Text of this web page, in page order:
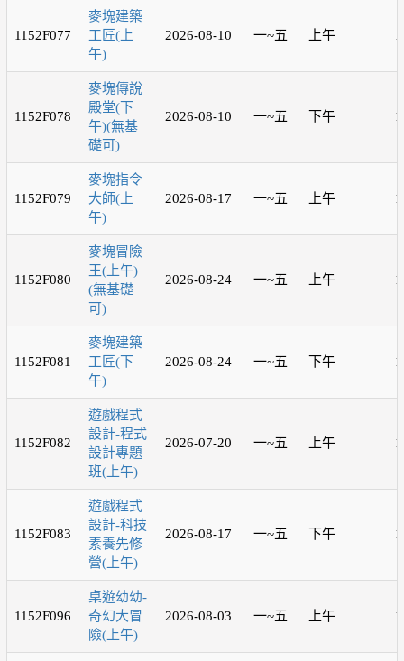
1152F077
麥塊建築
工匠(上
午)
2026-08-10 一~五 上午
1152F078
麥塊傳說
殿堂(下
午)(無基
礎可)
2026-08-10 一~五 下午
1152F079
麥塊指令
大師(上
午)
2026-08-17 一~五 上午
1152F080
麥塊冒險
王(上午)
(無基礎
可)
2026-08-24 一~五 上午
1152F081
麥塊建築
工匠(下
午)
2026-08-24 一~五 下午
1152F082
遊戲程式
設計-程式
設計專題
班(上午)
2026-07-20 一~五 上午
1152F083
遊戲程式
設計-科技
素養先修
營(上午)
2026-08-17 一~五 下午
1152F096
桌遊幼幼-
奇幻大冒
險(上午)
2026-08-03 一~五 上午